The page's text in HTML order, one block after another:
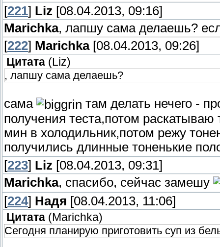
[221] Liz [08.04.2013, 09:16]
Marichka, лапшу сама делаешь?
[222] Marichka[08.04.2013, 09:26]
Цитата ( Liz)
, лапшу сама делаешь?
сама
там делать нечего -
получения теста,потом
мин в холодильник,потом режу
получились длинные тоненькие
[223] Liz [08.04.2013, 09:31]
Marichka, спасибо, сейчас замешу
[224] Надя [08.04.2013, 11:06]
Цитата (Marichka)
Сегодня планирую приготовить суп из